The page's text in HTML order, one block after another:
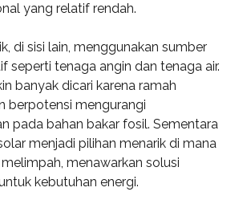
yang relatif rendah.
di sisi lain, menggunakan sumber
seperti tenaga angin dan tenaga air.
banyak dicari karena ramah
berpotensi mengurangi
pada bahan bakar fosil. Sementara
menjadi pilihan menarik di mana
menawarkan solusi
kebutuhan energi.